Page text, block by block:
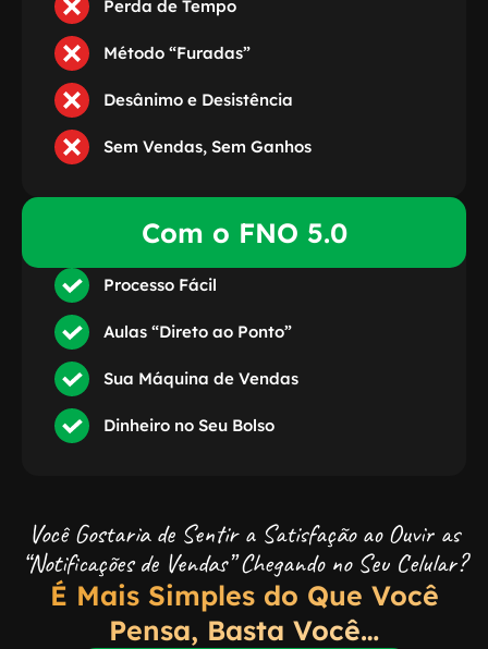
Perda de Tempo
Método “Furadas”
Desânimo e Desistência
Sem Vendas, Sem Ganhos
Com o FNO 5.0
Processo Fácil
Aulas “Direto ao Ponto”
Sua Máquina de Vendas
Dinheiro no Seu Bolso
Você Gostaria de Sentir a Satisfação ao Ouvir as
“Notificações de Vendas” Chegando no Seu Celular?
É Mais Simples do Que Você
Pensa, Basta Você…